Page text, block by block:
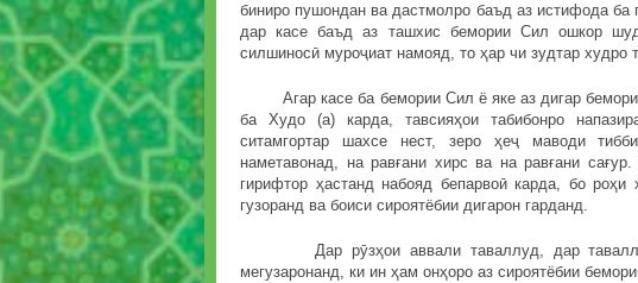
биниро пушондан ва дастмолро баъд аз истифода ба
дар касе баъд аз ташхис бемории Сил ошкор
силшиносӣ муроҷиат намояд, то ҳар чи зудтар худро
Агар касе ба бемории Сил ё яке аз дигар
ба Худо (а) карда, тавсияҳои табибонро
ситамгортар шахсе нест, зеро ҳеҷ маводи
наметавонад, на равғани хирс ва на равғани
гирифтор ҳастанд набояд бепарвоӣ карда, бо
гузоранд ва боиси сироятёбии дигарон гарданд.
Дар рӯзҳои аввали таваллуд, дар
мегузаронанд, ки ин ҳам онҳоро аз сироятёбии